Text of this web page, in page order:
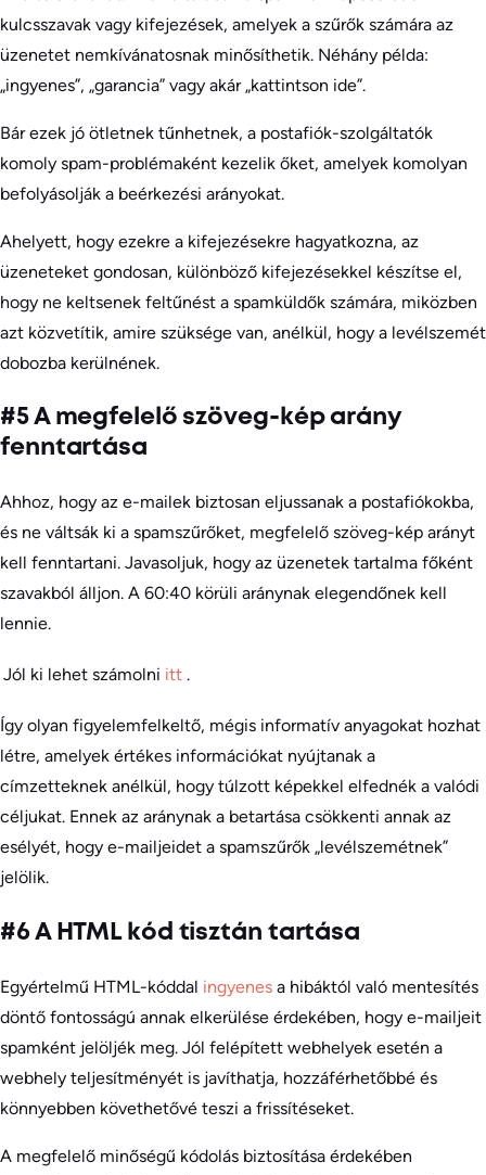
kulcsszavak vagy kifejezések, amelyek a szűrők számára az
üzenetet nemkívánatosnak minősíthetik. Néhány példa:
„ingyenes”, „garancia” vagy akár „kattintson ide”.
Bár ezek jó ötletnek tűnhetnek, a postafiók-szolgáltatók
komoly spam-problémaként kezelik őket, amelyek komolyan
befolyásolják a beérkezési arányokat.
Ahelyett, hogy ezekre a kifejezésekre hagyatkozna, az
üzeneteket gondosan, különböző kifejezésekkel készítse el,
hogy ne keltsenek feltűnést a spamküldők számára, miközben
azt közvetítik, amire szüksége van, anélkül, hogy a levélszemét
dobozba kerülnének.
#5 A megfelelő szöveg-kép arány
fenntartása
Ahhoz, hogy az e-mailek biztosan eljussanak a postafiókokba,
és ne váltsák ki a spamszűrőket, megfelelő szöveg-kép arányt
kell fenntartani. Javasoljuk, hogy az üzenetek tartalma főként
szavakból álljon. A 60:40 körüli aránynak elegendőnek kell
lennie.
Jól ki lehet számolni itt .
Így olyan figyelemfelkeltő, mégis informatív anyagokat hozhat
létre, amelyek értékes információkat nyújtanak a
címzetteknek anélkül, hogy túlzott képekkel elfednék a valódi
céljukat. Ennek az aránynak a betartása csökkenti annak az
esélyét, hogy e-mailjeidet a spamszűrők „levélszemétnek”
jelölik.
#6 A HTML kód tisztán tartása
Egyértelmű HTML-kóddal ingyenes a hibáktól való mentesítés
döntő fontosságú annak elkerülése érdekében, hogy e-mailjeit
spamként jelöljék meg. Jól felépített webhelyek esetén a
webhely teljesítményét is javíthatja, hozzáférhetőbbé és
könnyebben követhetővé teszi a frissítéseket.
A megfelelő minőségű kódolás biztosítása érdekében